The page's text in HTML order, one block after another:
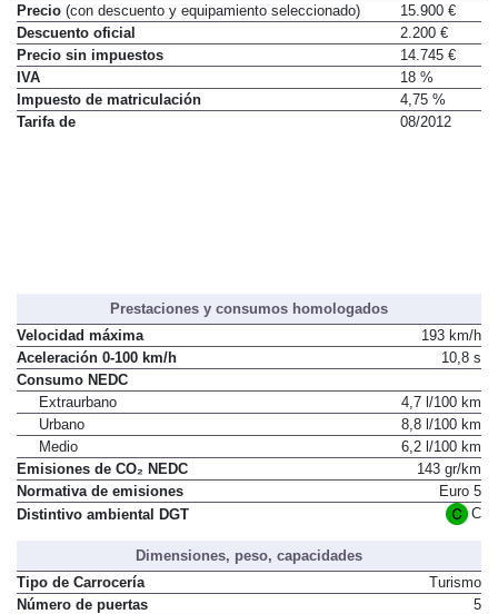
Precio (con descuento y equipamiento seleccionado)
15.900 €
Descuento oficial
2.200 €
Precio sin impuestos
14.745 €
IVA
18 %
Impuesto de matriculación
4,75 %
Tarifa de
08/2012
Prestaciones y consumos homologados
Velocidad máxima
193 km/h
Aceleración 0-100 km/h
10,8 s
Consumo NEDC
Extraurbano
4,7 l/100 km
Urbano
8,8 l/100 km
Medio
6,2 l/100 km
Emisiones de CO₂ NEDC
143 gr/km
Normativa de emisiones
Euro 5
Distintivo ambiental DGT
C
Dimensiones, peso, capacidades
Tipo de Carrocería
Turismo
Número de puertas
5